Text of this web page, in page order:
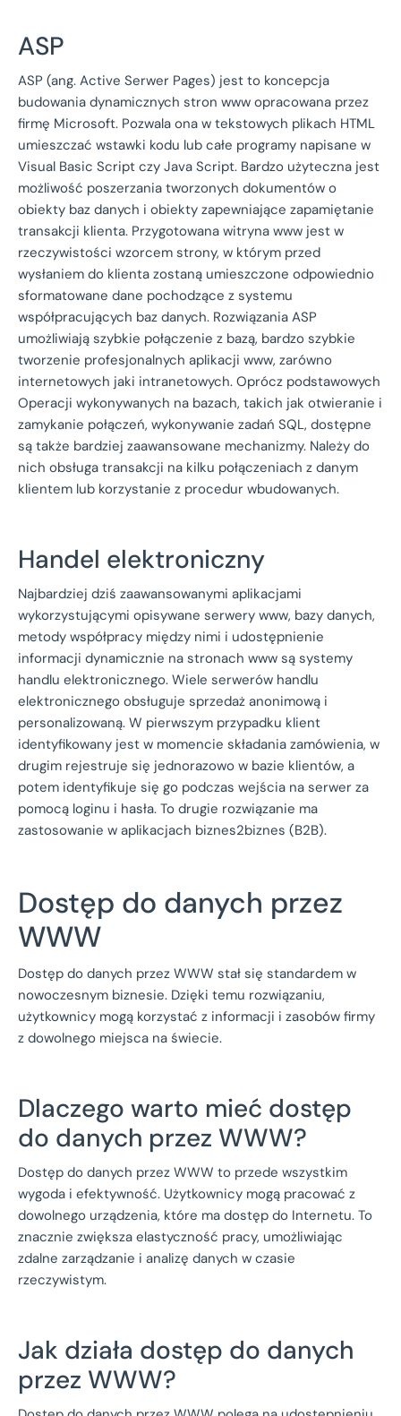
ASP
ASP (ang. Active Serwer Pages) jest to koncepcja
budowania dynamicznych stron www opracowana przez
firmę Microsoft. Pozwala ona w tekstowych plikach HTML
umieszczać wstawki kodu lub całe programy napisane w
Visual Basic Script czy Java Script. Bardzo użyteczna jest
możliwość poszerzania tworzonych dokumentów o
obiekty baz danych i obiekty zapewniające zapamiętanie
transakcji klienta. Przygotowana witryna www jest w
rzeczywistości wzorcem strony, w którym przed
wysłaniem do klienta zostaną umieszczone odpowiednio
sformatowane dane pochodzące z systemu
współpracujących baz danych. Rozwiązania ASP
umożliwiają szybkie połączenie z bazą, bardzo szybkie
tworzenie profesjonalnych aplikacji www, zarówno
internetowych jaki intranetowych. Oprócz podstawowych
Operacji wykonywanych na bazach, takich jak otwieranie i
zamykanie połączeń, wykonywanie zadań SQL, dostępne
są także bardziej zaawansowane mechanizmy. Należy do
nich obsługa transakcji na kilku połączeniach z danym
klientem lub korzystanie z procedur wbudowanych.
Handel elektroniczny
Najbardziej dziś zaawansowanymi aplikacjami
wykorzystującymi opisywane serwery www, bazy danych,
metody współpracy między nimi i udostępnienie
informacji dynamicznie na stronach www są systemy
handlu elektronicznego. Wiele serwerów handlu
elektronicznego obsługuje sprzedaż anonimową i
personalizowaną. W pierwszym przypadku klient
identyfikowany jest w momencie składania zamówienia, w
drugim rejestruje się jednorazowo w bazie klientów, a
potem identyfikuje się go podczas wejścia na serwer za
pomocą loginu i hasła. To drugie rozwiązanie ma
zastosowanie w aplikacjach biznes2biznes (B2B).
Dostęp do danych przez
WWW
Dostęp do danych przez WWW stał się standardem w
nowoczesnym biznesie. Dzięki temu rozwiązaniu,
użytkownicy mogą korzystać z informacji i zasobów firmy
z dowolnego miejsca na świecie.
Dlaczego warto mieć dostęp
do danych przez WWW?
Dostęp do danych przez WWW to przede wszystkim
wygoda i efektywność. Użytkownicy mogą pracować z
dowolnego urządzenia, które ma dostęp do Internetu. To
znacznie zwiększa elastyczność pracy, umożliwiając
zdalne zarządzanie i analizę danych w czasie
rzeczywistym.
Jak działa dostęp do danych
przez WWW?